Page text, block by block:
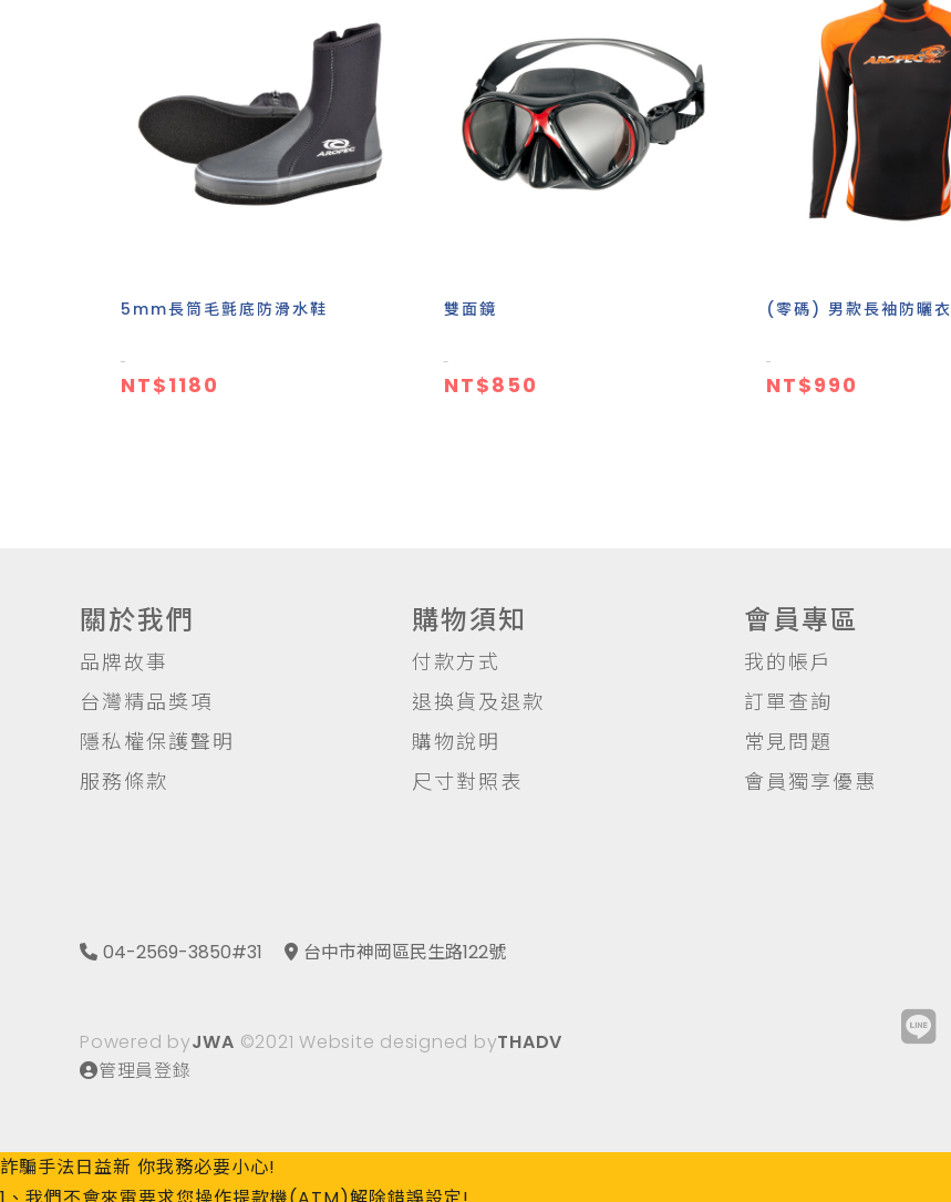
5mm長筒毛氈底防滑水鞋
NT$1180
雙面鏡
NT$850
(零碼) 男款長袖防曬衣
NT$990
關於我們
品牌故事
台灣精品獎項
隱私權保護聲明
服務條款
購物須知
付款方式
退換貨及退款
購物說明
尺寸對照表
會員專區
我的帳戶
訂單查詢
常見問題
會員獨享優惠
04-2569-3850#31 台中市神岡區民生路122號
Powered byJWA ©2021 Website designed byTHADV
管理員登錄
詐騙手法日益新 你我務必要小心!